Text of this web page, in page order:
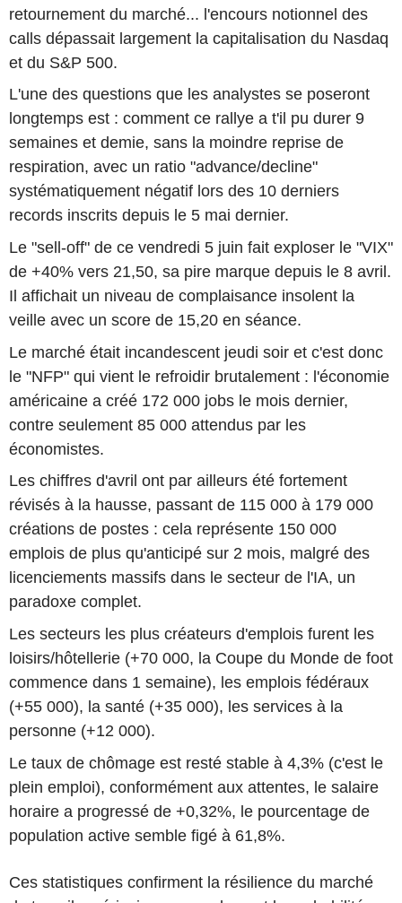
retournement du marché... l'encours notionnel des
calls dépassait largement la capitalisation du Nasdaq
et du S&P 500.
L'une des questions que les analystes se poseront
longtemps est : comment ce rallye a t'il pu durer 9
semaines et demie, sans la moindre reprise de
respiration, avec un ratio "advance/decline"
systématiquement négatif lors des 10 derniers
records inscrits depuis le 5 mai dernier.
Le "sell-off" de ce vendredi 5 juin fait exploser le "VIX"
de +40% vers 21,50, sa pire marque depuis le 8 avril.
Il affichait un niveau de complaisance insolent la
veille avec un score de 15,20 en séance.
Le marché était incandescent jeudi soir et c'est donc
le "NFP" qui vient le refroidir brutalement : l'économie
américaine a créé 172 000 jobs le mois dernier,
contre seulement 85 000 attendus par les
économistes.
Les chiffres d'avril ont par ailleurs été fortement
révisés à la hausse, passant de 115 000 à 179 000
créations de postes : cela représente 150 000
emplois de plus qu'anticipé sur 2 mois, malgré des
licenciements massifs dans le secteur de l'IA, un
paradoxe complet.
Les secteurs les plus créateurs d'emplois furent les
loisirs/hôtellerie (+70 000, la Coupe du Monde de foot
commence dans 1 semaine), les emplois fédéraux
(+55 000), la santé (+35 000), les services à la
personne (+12 000).
Le taux de chômage est resté stable à 4,3% (c'est le
plein emploi), conformément aux attentes, le salaire
horaire a progressé de +0,32%, le pourcentage de
population active semble figé à 61,8%.
Ces statistiques confirment la résilience du marché